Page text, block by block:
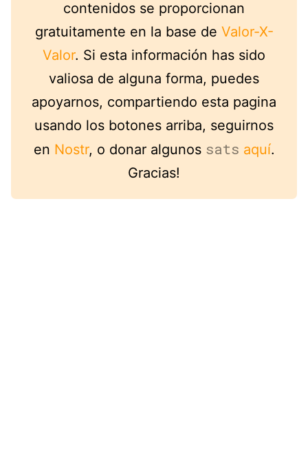
contenidos se proporcionan
gratuitamente en la base de Valor-X-
Valor. Si esta información has sido
valiosa de alguna forma, puedes
apoyarnos, compartiendo esta pagina
usando los botones arriba, seguirnos
en Nostr, o donar algunos sats aquí.
Gracias!